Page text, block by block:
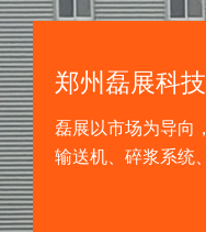
郑州磊展科
磊展以市场为导向
输送机、碎浆系统